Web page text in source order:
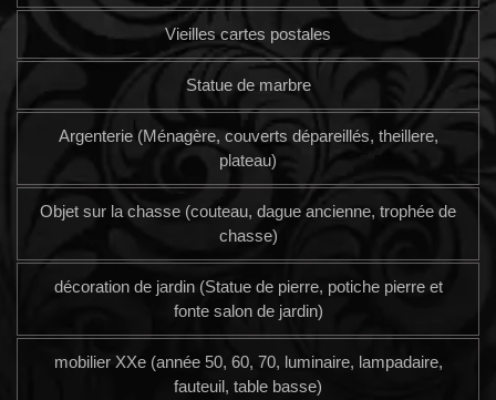
Vieilles cartes postales
Statue de marbre
Argenterie (Ménagère, couverts dépareillés, theillere,
plateau)
Objet sur la chasse (couteau, dague ancienne, trophée de
chasse)
décoration de jardin (Statue de pierre, potiche pierre et
fonte salon de jardin)
mobilier XXe (année 50, 60, 70, luminaire, lampadaire,
fauteuil, table basse)